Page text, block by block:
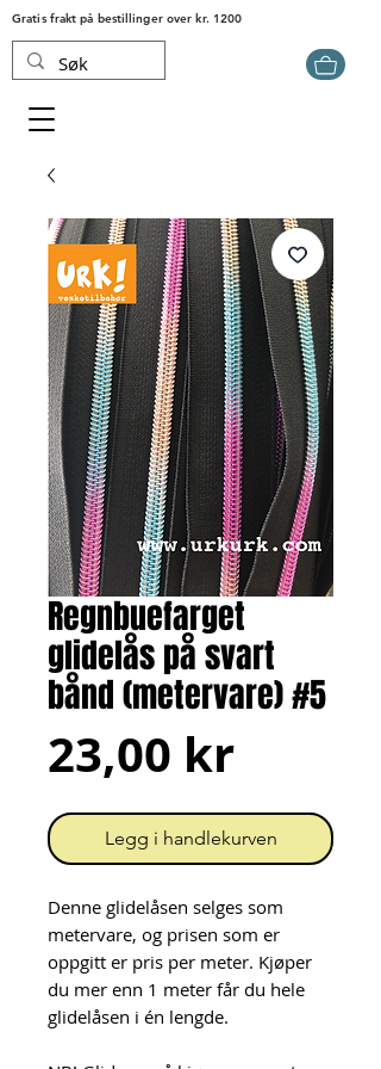
Gratis frakt på bestillinger over kr. 1200
Regnbuefarget
glidelås på svart
bånd (metervare) #5
23,00 krPris
Legg i handlekurven
Denne glidelåsen selges som
metervare, og prisen som er
oppgitt er pris per meter. Kjøper
du mer enn 1 meter får du hele
glidelåsen i én lengde.